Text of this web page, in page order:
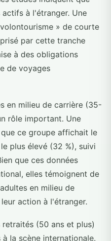
actifs à l'étranger. Une
» de courte
par cette tranche
à des obligations
de voyages
en milieu de carrière (35-
rôle important. Une
ce groupe affichait le
plus élevé (32 %), suivi
que ces données
elles témoignent de
en milieu de
action à l'étranger.
retraités (50 ans et plus)
la scène internationale.